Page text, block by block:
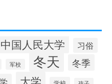
中国人民大学 习俗
军校 冬天 冬季
大学